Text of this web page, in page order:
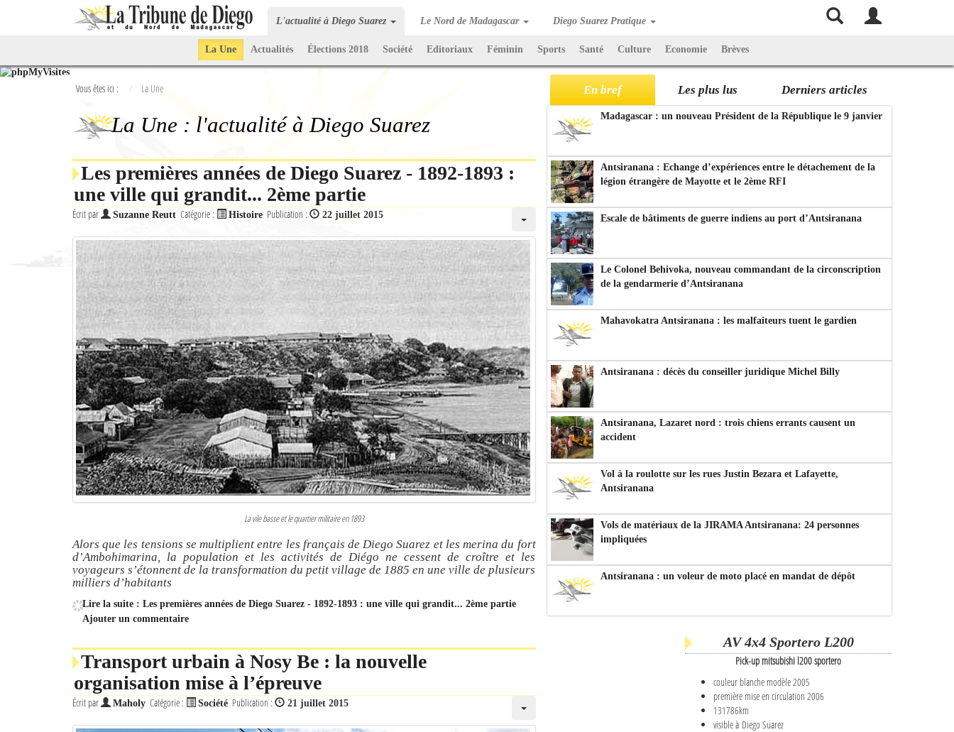
L'actualité à Diego Suarez Le Nord de Madagascar Diego Suarez Pratique
La Une Actualités Élections 2018 Société Editoriaux Féminin Sports Santé Culture Economie Brèves
Vous êtes ici : La Une
La Une : l'actualité à Diego Suarez
Les premières années de Diego Suarez - 1892-1893 :
une ville qui grandit... 2ème partie
Écrit par Suzanne Reutt Catégorie : Histoire Publication : 22 juillet 2015
La vile basse et le quartier militaire en 1893
Alors que les tensions se multiplient entre les français de Diego Suarez et les merina du fort
d’Ambohimarina, la population et les activités de Diégo ne cessent de croître et les
voyageurs s’étonnent de la transformation du petit village de 1885 en une ville de plusieurs
milliers d’habitants
Lire la suite : Les premières années de Diego Suarez - 1892-1893 : une ville qui grandit... 2ème partie
Ajouter un commentaire
Transport urbain à Nosy Be : la nouvelle
organisation mise à l’épreuve
Écrit par Maholy Catégorie : Société Publication : 21 juillet 2015
En bref Les plus lus Derniers articles
Madagascar : un nouveau Président de la République le 9 janvier
Antsiranana : Echange d’expériences entre le détachement de la
légion étrangère de Mayotte et le 2ème RFI
Escale de bâtiments de guerre indiens au port d’Antsiranana
Le Colonel Behivoka, nouveau commandant de la circonscription
de la gendarmerie d’Antsiranana
Mahavokatra Antsiranana : les malfaiteurs tuent le gardien
Antsiranana : décès du conseiller juridique Michel Billy
Antsiranana, Lazaret nord : trois chiens errants causent un
accident
Vol à la roulotte sur les rues Justin Bezara et Lafayette,
Antsiranana
Vols de matériaux de la JIRAMA Antsiranana: 24 personnes
impliquées
Antsiranana : un voleur de moto placé en mandat de dépôt
AV 4x4 Sportero L200
Pick-up mitsubishi l200 sportero
couleur blanche modèle 2005
première mise en circulation 2006
131786km
visible à Diego Suarez